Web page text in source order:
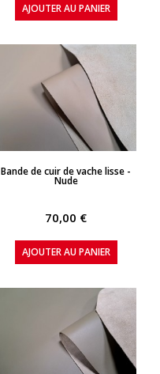
AJOUTER AU PANIER
APERÇU RAPIDE
Bande de cuir de vache lisse -
Nude
70,00 €
AJOUTER AU PANIER